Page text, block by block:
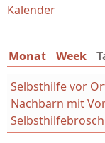
Sie sind hier
Kalender
Monat Week
Selbsthilfe vor
Nachbarn mit